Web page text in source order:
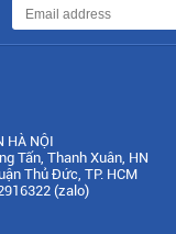
HÀ NỘI
Tấn, Thanh Xuân, HN
Thủ Đức, TP. HCM
(zalo)